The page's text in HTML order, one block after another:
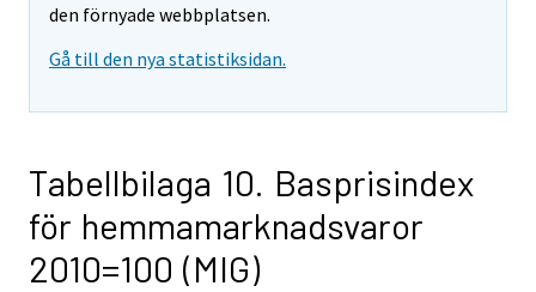
den förnyade webbplatsen.
Gå till den nya statistiksidan.
Tabellbilaga 10. Basprisindex
för hemmamarknadsvaror
2010=100 (MIG)